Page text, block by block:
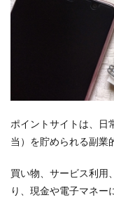
ポイントサイトは、日
当）を貯められる副業
買い物、サービス利用
り、現金や電子マネー